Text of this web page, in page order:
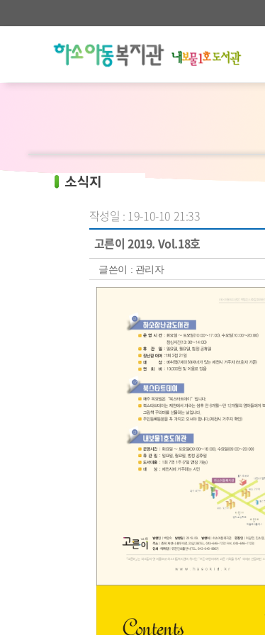
작성일 : 19-10-10 21:33
고른이 2019. Vol.18호
글쓴이 : 관리자